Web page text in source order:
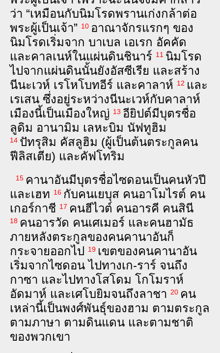
ว่า “เหมือน​กับ​นิม‌โรด​พราน​เก่ง‍กล้า​ต่อ​
พระ‍ผู้‍เป็น‍เจ้า” 10 อาณา‌จักร​แรกๆ ของ​
นิม‌โรด​เริ่ม​จาก บา‌เบล เอ‌เรก อัค‌คัด
และ​คาล‌เนห์​ใน​แผ่น‍ดิน​ชิ‌นาร์ 11 นิม‌โรด​
ไป​จาก​แผ่น‍ดิน​นั้น​ยัง​อัส‌ซี‌เรีย และ​สร้าง​
นี‌นะ‌เวห์ เร‌โห‌โบท‌อีร์ และ​คา‌ลาห์
12 และ​
เร‌เสน ซึ่ง​อยู่​ระหว่าง​นี‌นะ‌เวห์​กับ​คา‌ลาห์
เมือง​นี้​เป็น​เมือง​ใหญ่ 13 อียิปต์​มี​บุตร​ชื่อ​
ลู‌ดิม อา‌นา‌มิม เล‌หะ‌บิม นัฟ‌ทู‌ฮิม
14 ปัท‌รุ‌สิม คัส‌ลู‌ฮิม (ผู้​เป็น​ต้น‍ตระ‌กูล​คน​
ฟี‌ลิส‌เตีย) และ​คัฟ‌โท‌ริม
15 คา‌นา‌อัน​มี​บุตร​ชื่อ​ไซ‌ดอน​เป็น​คน​หัว‍ปี​
และ​เฮท 16 กับ​คน​เย‌บุส คน​อา‌โม‌ไรต์ คน​
เกอร์‌กา‌ชี 17 คน​ฮี‌ไวต์ คน​อาร‌คี คน​สิ‌นี
18 คน​อาร‌วัด คน​เศ‌เมอร์ และ​คน​ฮา‌มัธ
ภาย‍หลัง​ตระ‌กูล​ของ​คน​คา‌นา‌อัน​ก็​
กระ‌จาย​ออก​ไป
19 เขต​ของ​คน​คา‌นา‌อัน​
เริ่ม​จาก​ไซ‌ดอน ไป​ทาง​เก-ราร์ จน‍ถึง​
กา‌ซา และ​ไป​ทาง​โส‌โดม โก‌โม‌ราห์
อัด‌มาห์ และ​เศ‌โบ‌ยิม​จน‍ถึง​ลา‌ชา 20 คน​
เหล่า‍นี้​เป็น​พงศ์‍พันธุ์​ของ​ฮาม ตาม​ตระ‌กูล
ตาม​ภาษา ตาม​ดิน‍แดน และ​ตาม​ชาติ​
ของ​พวก‍เขา